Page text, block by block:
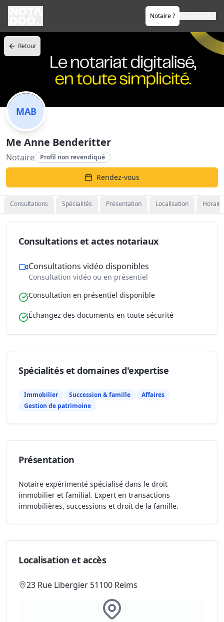
Notaire ?
Retour
MAB
Me Anne Benderitter
Notaire Profil non revendiqué
Rendez-vous
Consultations Spécialités Présentation Localisation
Consultations et actes notariaux
Consultations vidéo disponibles
Consultation vidéo ou en présentiel
Consultation en présentiel disponible
Échangez des documents en toute sécurité
Spécialités et domaines d'expertise
Immobilier Succession & famille
Affaires
Gestion de patrimoine
Présentation
Notaire expérimenté spécialisé dans le droit
immobilier et familial. Expert en transactions
immobilières, successions et droit de la famille.
Localisation et accès
23 Rue Libergier 51100 Reims